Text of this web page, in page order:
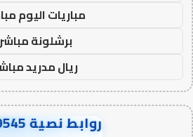
مباريات اليوم
برشلونة مباشر
ريال مدريد
روابط نصية AA89545